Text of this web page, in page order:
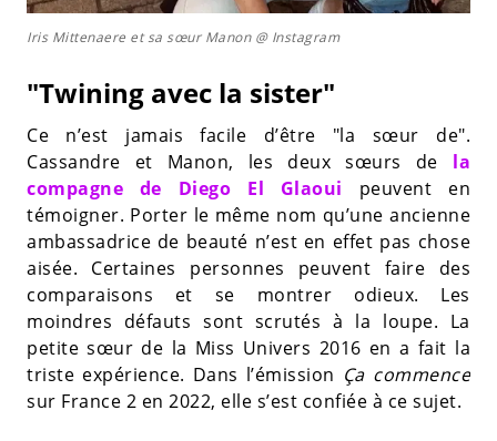
Iris Mittenaere et sa sœur Manon @ Instagram
"Twining avec la sister"
Ce n’est jamais facile d’être "la sœur de".
Cassandre et Manon, les deux sœurs de la
compagne de Diego El Glaoui peuvent en
témoigner. Porter le même nom qu’une ancienne
ambassadrice de beauté n’est en effet pas chose
aisée. Certaines personnes peuvent faire des
comparaisons et se montrer odieux. Les
moindres défauts sont scrutés à la loupe. La
petite sœur de la Miss Univers 2016 en a fait la
triste expérience. Dans l’émission Ça commence
sur France 2 en 2022, elle s’est confiée à ce sujet.